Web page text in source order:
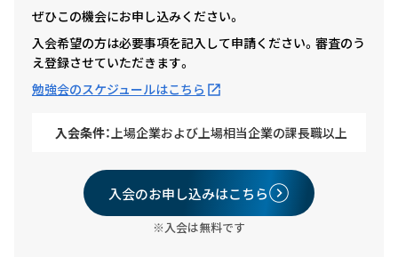
ぜひこの機会にお申し込みください。
入会希望の方は必要事項を記入して申請ください。審査のう
え登録させていただきます。
勉強会のスケジュールはこちら
入会条件：上場企業および上場相当企業の課長職以上
入会のお申し込みはこちら
※入会は無料です